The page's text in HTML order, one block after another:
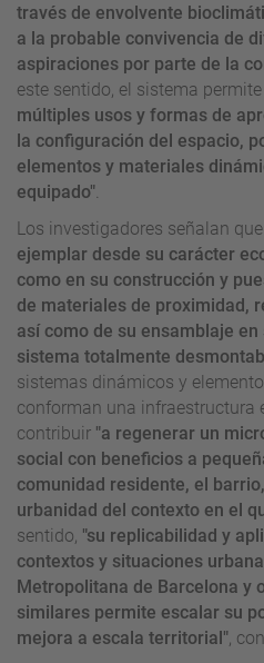
través de envolvente
a la probable convivencia de
aspiraciones por parte de la
este sentido, el sistema permite
múltiples usos y formas de
la configuración del espacio,
elementos y materiales
equipado".
Los investigadores señalan
ejemplar desde su carácter
como en su construcción y
de materiales de proximidad,
así como de su ensamblaje
sistema totalmente
sistemas dinámicos y
conforman una infraestructura
contribuir "a regenerar un
social con beneficios a
comunidad residente, el
urbanidad del contexto en el
sentido, "su replicabilidad y
contextos y situaciones
Metropolitana de Barcelona y
similares permite escalar su
mejora a escala territorial",